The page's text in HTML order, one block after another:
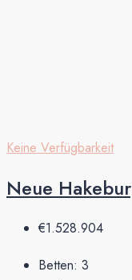
Keine Verfügbarkeit
Neue
€1.528.904
Betten: 3